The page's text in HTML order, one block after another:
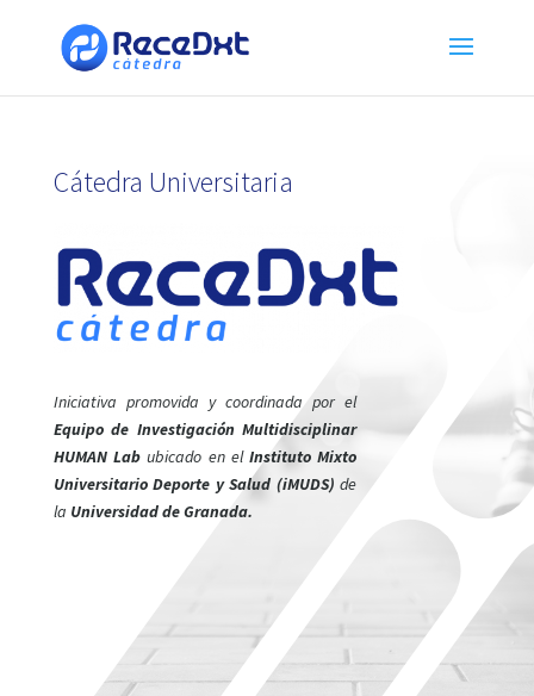
Cátedra Universitaria
Iniciativa promovida y coordinada por el
Equipo de Investigación Multidisciplinar
HUMAN Lab ubicado en elInstituto Mixto
Universitario Deporte y Salud (iMUDS) de
la Universidad de Granada.